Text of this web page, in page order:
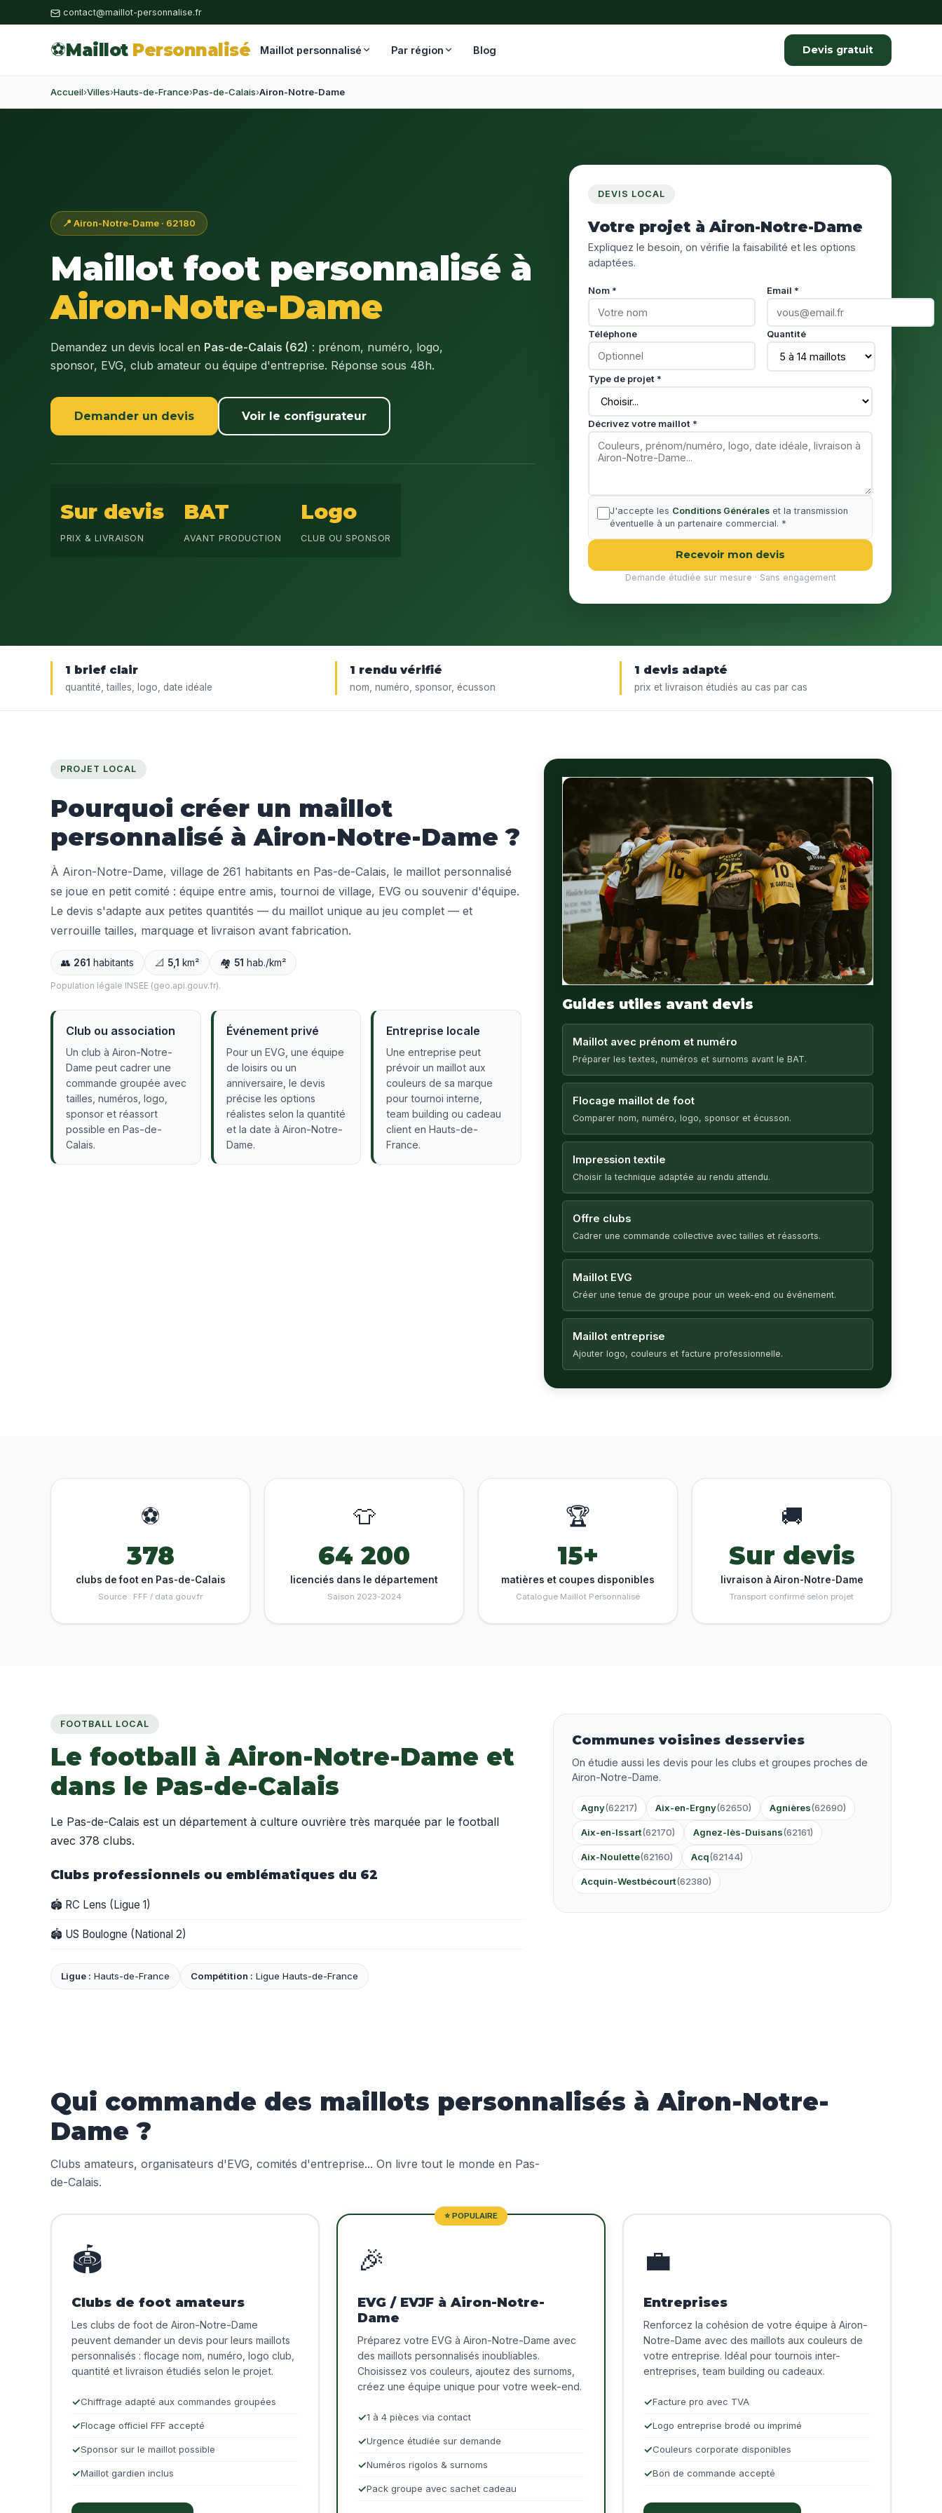
contact@maillot-personnalise.fr
⚽Maillot Personnalisé Maillot personnalisé Par région Blog Devis gratuit
Accueil›Villes›Hauts-de-France›Pas-de-Calais›Airon-Notre-Dame
📍 Airon-Notre-Dame · 62180
Maillot foot personnalisé à
Airon-Notre-Dame
Demandez un devis local en Pas-de-Calais (62) : prénom, numéro, logo,
sponsor, EVG, club amateur ou équipe d'entreprise. Réponse sous 48h.
Demander un devis Voir le configurateur
Sur devis
PRIX & LIVRAISON
BAT
AVANT PRODUCTION
Logo
CLUB OU SPONSOR
DEVIS LOCAL
Votre projet à Airon-Notre-Dame
Expliquez le besoin, on vérifie la faisabilité et les options
adaptées.
Nom * Email *
Téléphone Quantité
Type de projet *
Décrivez votre maillot *
J'accepte les Conditions Générales et la transmission
éventuelle à un partenaire commercial. *
Recevoir mon devis
Demande étudiée sur mesure · Sans engagement
1 brief clair
quantité, tailles, logo, date idéale
1 rendu vérifié
nom, numéro, sponsor, écusson
1 devis adapté
prix et livraison étudiés au cas par cas
PROJET LOCAL
Pourquoi créer un maillot
personnalisé à Airon-Notre-Dame ?
À Airon-Notre-Dame, village de 261 habitants en Pas-de-Calais, le maillot personnalisé
se joue en petit comité : équipe entre amis, tournoi de village, EVG ou souvenir d'équipe.
Le devis s'adapte aux petites quantités — du maillot unique au jeu complet — et
verrouille tailles, marquage et livraison avant fabrication.
👥 261 habitants 📐 5,1 km² 🏘️ 51 hab./km²
Population légale INSEE (geo.api.gouv.fr).
Club ou association
Un club à Airon-Notre-
Dame peut cadrer une
commande groupée avec
tailles, numéros, logo,
sponsor et réassort
possible en Pas-de-
Calais.
Événement privé
Pour un EVG, une équipe
de loisirs ou un
anniversaire, le devis
précise les options
réalistes selon la quantité
et la date à Airon-Notre-
Dame.
Entreprise locale
Une entreprise peut
prévoir un maillot aux
couleurs de sa marque
pour tournoi interne,
team building ou cadeau
client en Hauts-de-
France.
Guides utiles avant devis
Maillot avec prénom et numéro
Préparer les textes, numéros et surnoms avant le BAT.
Flocage maillot de foot
Comparer nom, numéro, logo, sponsor et écusson.
Impression textile
Choisir la technique adaptée au rendu attendu.
Offre clubs
Cadrer une commande collective avec tailles et réassorts.
Maillot EVG
Créer une tenue de groupe pour un week-end ou événement.
Maillot entreprise
Ajouter logo, couleurs et facture professionnelle.
⚽
378
clubs de foot en Pas-de-Calais
Source : FFF / data.gouv.fr
👕
64 200
licenciés dans le département
Saison 2023-2024
🏆
15+
matières et coupes disponibles
Catalogue Maillot Personnalisé
🚚
Sur devis
livraison à Airon-Notre-Dame
Transport confirmé selon projet
FOOTBALL LOCAL
Le football à Airon-Notre-Dame et
dans le Pas-de-Calais
Le Pas-de-Calais est un département à culture ouvrière très marquée par le football
avec 378 clubs.
Clubs professionnels ou emblématiques du 62
🏟️ RC Lens (Ligue 1)
🏟️ US Boulogne (National 2)
Ligue : Hauts-de-France Compétition : Ligue Hauts-de-France
Communes voisines desservies
On étudie aussi les devis pour les clubs et groupes proches de
Airon-Notre-Dame.
Agny(62217) Aix-en-Ergny(62650) Agnières(62690)
Aix-en-Issart(62170) Agnez-lès-Duisans(62161)
Aix-Noulette(62160) Acq(62144)
Acquin-Westbécourt(62380)
Qui commande des maillots personnalisés à Airon-Notre-
Dame ?
Clubs amateurs, organisateurs d'EVG, comités d'entreprise... On livre tout le monde en Pas-
de-Calais.
🏟️
Clubs de foot amateurs
Les clubs de foot de Airon-Notre-Dame
peuvent demander un devis pour leurs maillots
personnalisés : flocage nom, numéro, logo club,
quantité et livraison étudiés selon le projet.
Chiffrage adapté aux commandes groupées
Flocage officiel FFF accepté
Sponsor sur le maillot possible
Maillot gardien inclus
⭐ POPULAIRE
🎉
EVG / EVJF à Airon-Notre-
Dame
Préparez votre EVG à Airon-Notre-Dame avec
des maillots personnalisés inoubliables.
Choisissez vos couleurs, ajoutez des surnoms,
créez une équipe unique pour votre week-end.
1 à 4 pièces via contact
Urgence étudiée sur demande
Numéros rigolos & surnoms
Pack groupe avec sachet cadeau
💼
Entreprises
Renforcez la cohésion de votre équipe à Airon-
Notre-Dame avec des maillots aux couleurs de
votre entreprise. Idéal pour tournois inter-
entreprises, team building ou cadeaux.
Facture pro avec TVA
Logo entreprise brodé ou imprimé
Couleurs corporate disponibles
Bon de commande accepté